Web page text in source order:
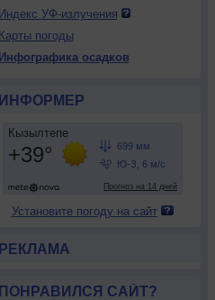
Индекс УФ-излучения
Карты погоды
Инфографика осадков
ИНФОРМЕР
Установите погоду на сайт
РЕКЛАМА
ПОНРАВИЛСЯ САЙТ?